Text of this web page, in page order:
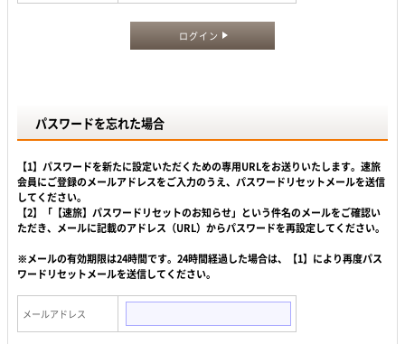
ログイン
パスワードを忘れた場合
【1】パスワードを新たに設定いただくための専用URLをお送りいたします。速旅
会員にご登録のメールアドレスをご入力のうえ、パスワードリセットメールを送信
してください。
【2】「【速旅】パスワードリセットのお知らせ」という件名のメールをご確認い
ただき、メールに記載のアドレス（URL）からパスワードを再設定してください。
※メールの有効期限は24時間です。24時間経過した場合は、【1】により再度パス
ワードリセットメールを送信してください。
メールアドレス